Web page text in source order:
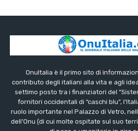
OnuItalia è il primo sito di
contributo degli italiani alla vita e agli
settimo posto tra i finanziatori del
fornitori occidentali di “caschi blu”,
ruolo importante nel Palazzo di Vetro,
dell’Onu (di cui molte ospitate sul suo